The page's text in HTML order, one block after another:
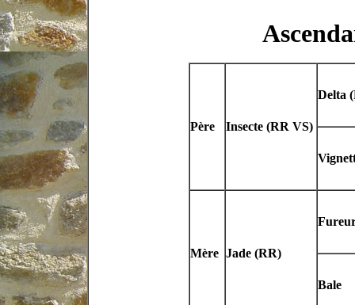
Père Insecte (RR VS)
Delta
Mère Jade (RR)
Bale